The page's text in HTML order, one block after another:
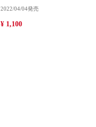
2022/04/04発売
¥ 1,100